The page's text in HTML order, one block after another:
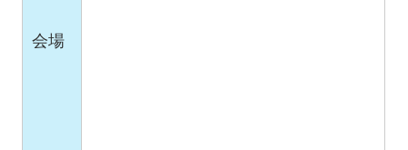
会場